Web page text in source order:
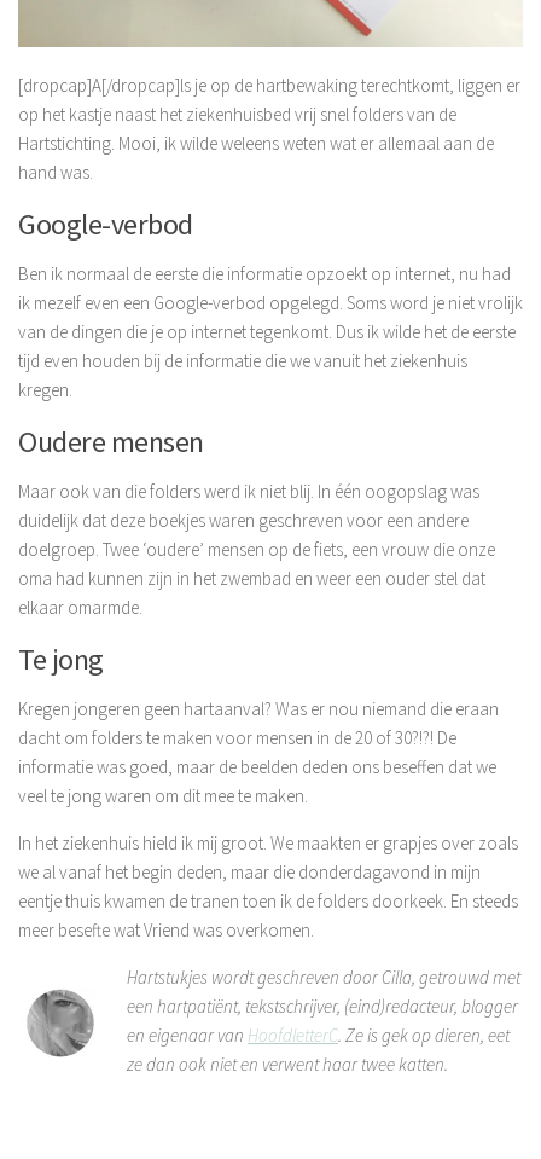
[dropcap]A[/dropcap]ls je op de hartbewaking terechtkomt, liggen er
op het kastje naast het ziekenhuisbed vrij snel folders van de
Hartstichting. Mooi, ik wilde weleens weten wat er allemaal aan de
hand was.
Google-verbod
Ben ik normaal de eerste die informatie opzoekt op internet, nu had
ik mezelf even een Google-verbod opgelegd. Soms word je niet vrolijk
van de dingen die je op internet tegenkomt. Dus ik wilde het de eerste
tijd even houden bij de informatie die we vanuit het ziekenhuis
kregen.
Oudere mensen
Maar ook van die folders werd ik niet blij. In één oogopslag was
duidelijk dat deze boekjes waren geschreven voor een andere
doelgroep. Twee ‘oudere’ mensen op de fiets, een vrouw die onze
oma had kunnen zijn in het zwembad en weer een ouder stel dat
elkaar omarmde.
Te jong
Kregen jongeren geen hartaanval? Was er nou niemand die eraan
dacht om folders te maken voor mensen in de 20 of 30?!?! De
informatie was goed, maar de beelden deden ons beseffen dat we
veel te jong waren om dit mee te maken.
In het ziekenhuis hield ik mij groot. We maakten er grapjes over zoals
we al vanaf het begin deden, maar die donderdagavond in mijn
eentje thuis kwamen de tranen toen ik de folders doorkeek. En steeds
meer besefte wat Vriend was overkomen.
Hartstukjes wordt geschreven door Cilla, getrouwd met
een hartpatiënt, tekstschrijver, (eind)redacteur, blogger
en eigenaar van HoofdletterC. Ze is gek op dieren, eet
ze dan ook niet en verwent haar twee katten.